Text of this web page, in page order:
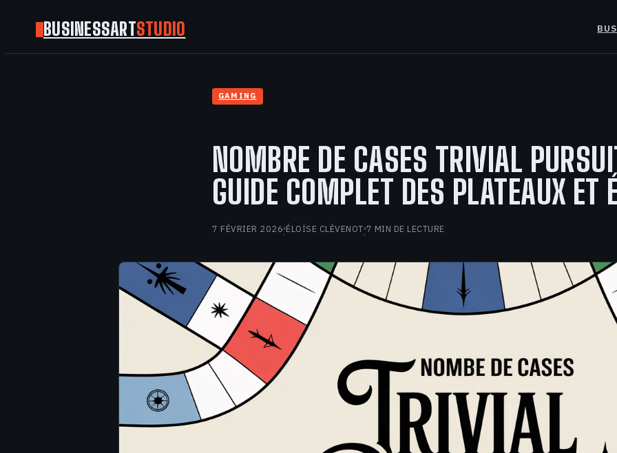
BUSINESSARTSTUDIO
GAMING
NOMBRE DE CASES TRIVIAL
GUIDE COMPLET DES PLATEAUX ET
7 FÉVRIER 2026·ÉLOÏSE CLÉVENOT·7 MIN DE LECTURE